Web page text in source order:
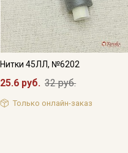
Нитки 45ЛЛ, №6202
25.6 руб. 32 руб.
Только онлайн-заказ